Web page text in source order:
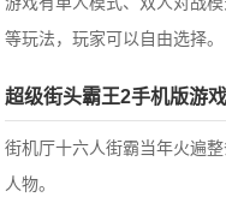
等玩法，玩家可以自由选择。
超级街头霸王2手机版游
街机厅十六人街霸当年火遍
人物。